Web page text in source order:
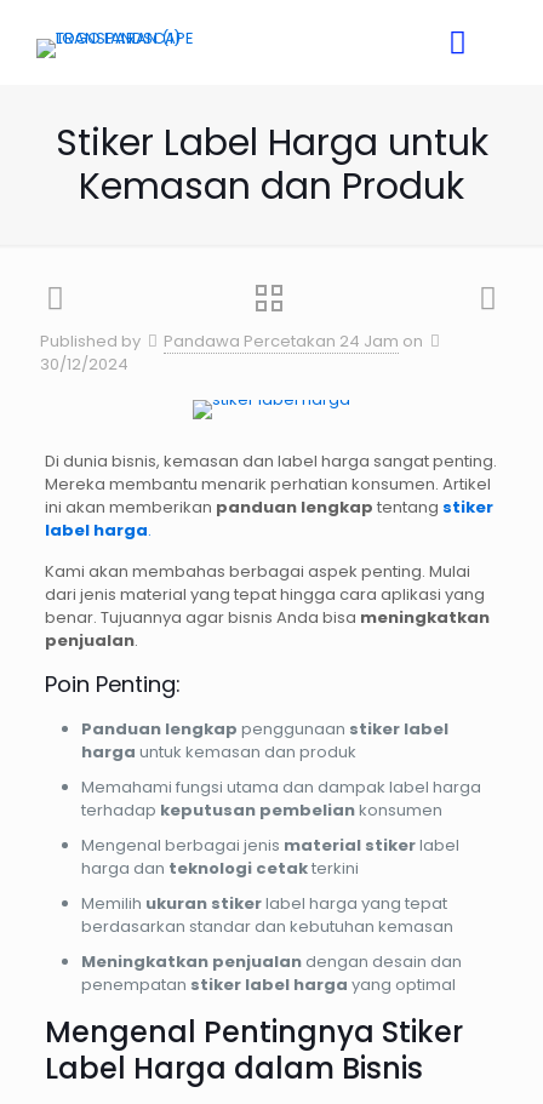
Stiker Label Harga untuk
Kemasan dan Produk
Published by Pandawa Percetakan 24 Jam on
30/12/2024
Di dunia bisnis, kemasan dan label harga sangat penting.
Mereka membantu menarik perhatian konsumen. Artikel
ini akan memberikan panduan lengkap tentang stiker
label harga.
Kami akan membahas berbagai aspek penting. Mulai
dari jenis material yang tepat hingga cara aplikasi yang
benar. Tujuannya agar bisnis Anda bisa meningkatkan
penjualan.
Poin Penting:
Panduan lengkap penggunaan stiker label
harga untuk kemasan dan produk
Memahami fungsi utama dan dampak label harga
terhadap keputusan pembeliankonsumen
Mengenal berbagai jenis material stikerlabel
harga dan teknologi cetakterkini
Memilih ukuran stikerlabel harga yang tepat
berdasarkan standar dan kebutuhan kemasan
Meningkatkan penjualandengan desain dan
penempatan stiker label harga yang optimal
Mengenal Pentingnya Stiker
Label Harga dalam Bisnis